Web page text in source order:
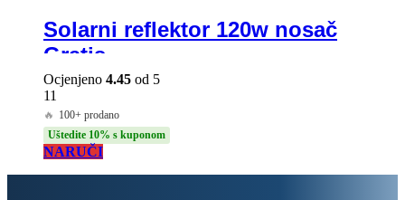
Solarni reflektor 120w nosač
Gratis
Ocjenjeno 4.45 od 5
11
🔥 100+ prodano
Uštedite 10% s kuponom
NARUČI